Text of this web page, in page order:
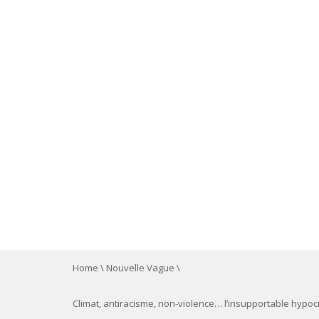
Home \ Nouvelle Vague \
Climat, antiracisme, non-violence… l’insupportable